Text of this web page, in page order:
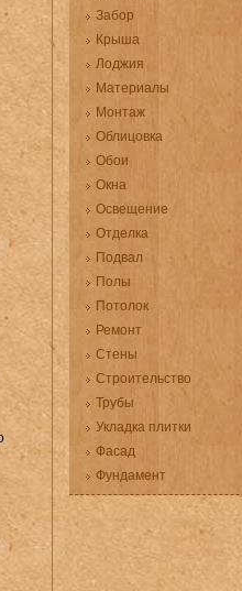
Забор
Крыша
Лоджия
Материалы
Монтаж
Облицовка
Обои
Окна
Освещение
Отделка
Подвал
Полы
Потолок
Ремонт
Стены
Строительство
Трубы
Укладка плитки
Фасад
Фундамент